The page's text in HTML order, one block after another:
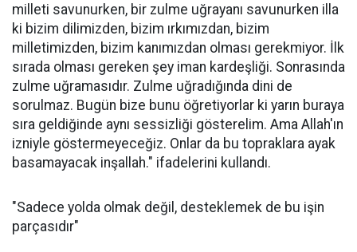
milleti savunurken, bir zulme uğrayanı savunurken illa
ki bizim dilimizden, bizim ırkımızdan, bizim
milletimizden, bizim kanımızdan olması gerekmiyor. İlk
sırada olması gereken şey iman kardeşliği. Sonrasında
zulme uğramasıdır. Zulme uğradığında dini de
sorulmaz. Bugün bize bunu öğretiyorlar ki yarın buraya
sıra geldiğinde aynı sessizliği gösterelim. Ama Allah'ın
izniyle göstermeyeceğiz. Onlar da bu topraklara ayak
basamayacak inşallah." ifadelerini kullandı.
"Sadece yolda olmak değil, desteklemek de bu işin
parçasıdır"